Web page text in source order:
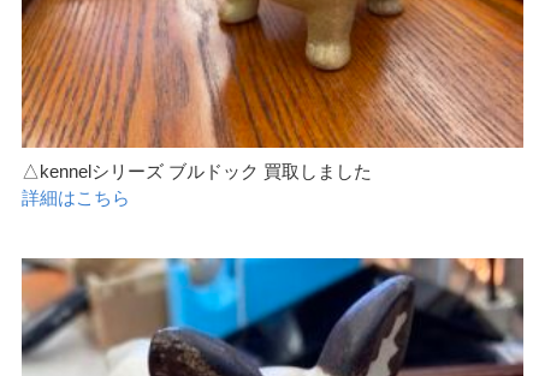
△kennelシリーズ ブルドック 買取しました
詳細はこちら